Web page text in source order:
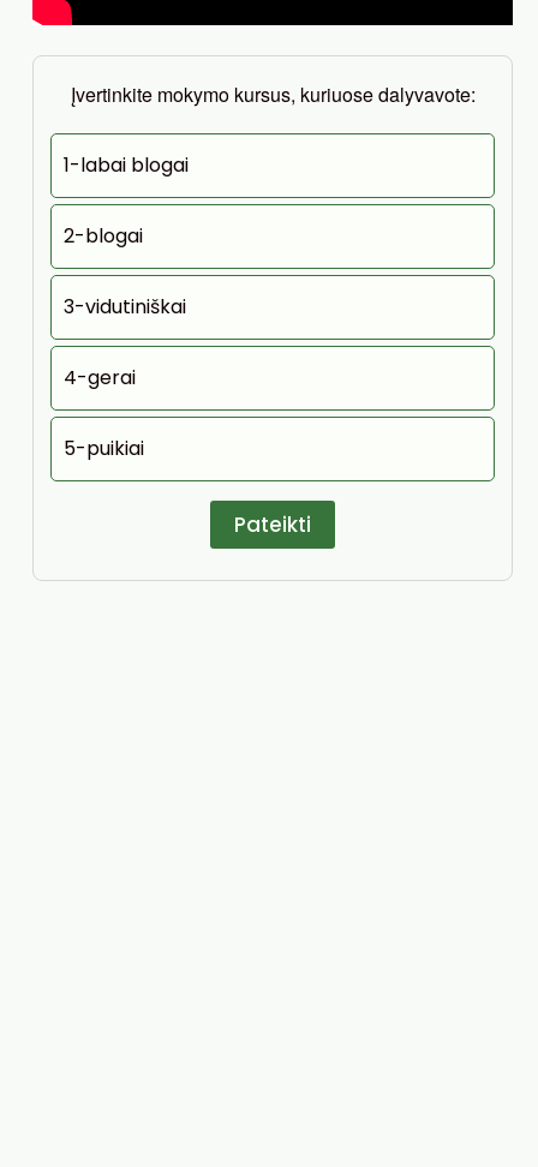
Įvertinkite mokymo kursus, kuriuose dalyvavote:
1-labai blogai
2-blogai
3-vidutiniškai
4-gerai
5-puikiai